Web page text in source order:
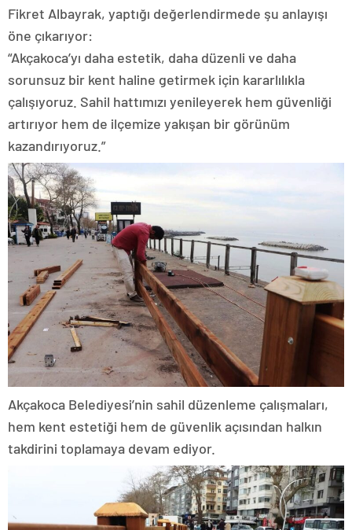
Fikret Albayrak, yaptığı değerlendirmede şu anlayışı
öne çıkarıyor:
“Akçakoca’yı daha estetik, daha düzenli ve daha
sorunsuz bir kent haline getirmek için kararlılıkla
çalışıyoruz. Sahil hattımızı yenileyerek hem güvenliği
artırıyor hem de ilçemize yakışan bir görünüm
kazandırıyoruz.”
Akçakoca Belediyesi’nin sahil düzenleme çalışmaları,
hem kent estetiği hem de güvenlik açısından halkın
takdirini toplamaya devam ediyor.